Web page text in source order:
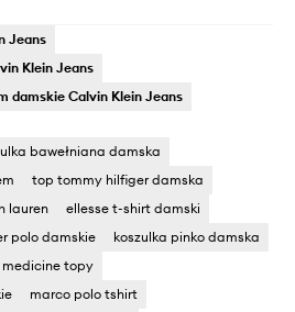
Jeans
Klein Jeans
damskie Calvin Klein Jeans
bawełniana damska
top tommy hilfiger damska
lauren
ellesse t-shirt damski
polo damskie
koszulka pinko damska
medicine topy
marco polo tshirt